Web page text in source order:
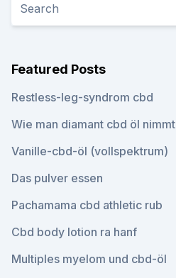
Featured Posts
Restless-leg-syndrom cbd
Wie man diamant cbd öl nimmt
Vanille-cbd-öl (vollspektrum)
Das pulver essen
Pachamama cbd athletic rub
Cbd body lotion ra hanf
Multiples myelom und cbd-öl